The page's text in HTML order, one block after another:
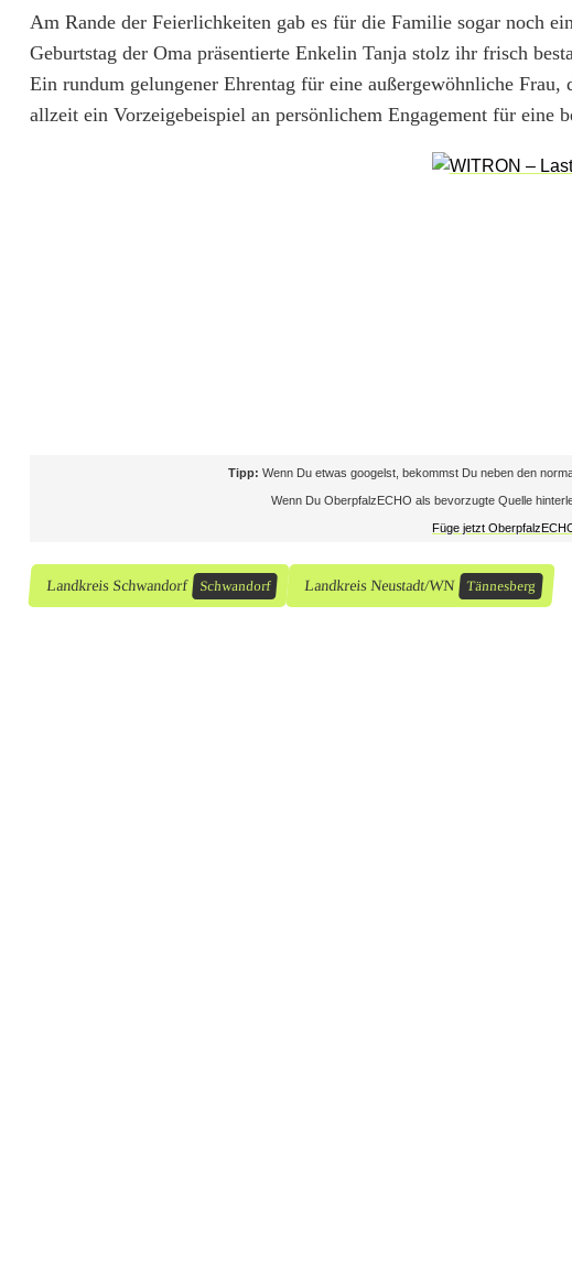
s
d
o
m
Am Rande der Feierlichkeiten gab es für die Familie sogar noch
Geburtstag der Oma präsentierte Enkelin Tanja stolz ihr frisch
Ein rundum gelungener Ehrentag für eine außergewöhnliche
allzeit ein Vorzeigebeispiel an persönlichem Engagement für eine
Tipp: Wenn Du etwas googelst, bekommst Du neben den
Wenn Du OberpfalzECHO als bevorzugte Quelle
Füge jetzt
Landkreis Schwandorf Schwandorf Landkreis Neustadt/WN Tännesberg